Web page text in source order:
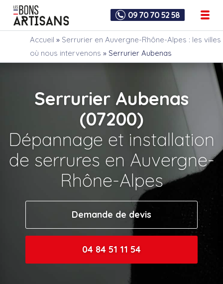
09 70 70 52 58
Accueil » Serrurier en Auvergne-Rhône-Alpes : les villes
où nous intervenons » Serrurier Aubenas
Serrurier Aubenas
(07200)
Dépannage et installation
de serrures en Auvergne-
Rhône-Alpes
Demande de devis
04 84 51 11 54